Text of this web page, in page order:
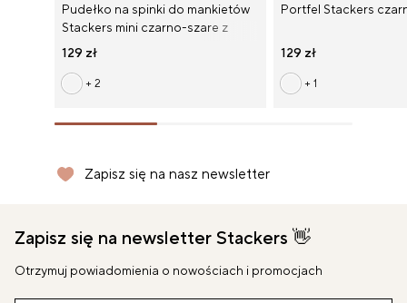
Pudełko na spinki do mankietów
Stackers mini czarno-szare z
pokrywką
129 zł
+ 2
Portfel Stackers
129 zł
+ 1
Bezpieczna płatność
Darmowa dostawa od 300 zł
Zapisz się na nasz newsletter
Bezpieczna płatność
Darmowa dostawa od 300 zł
Zapisz się na newsletter Stackers 👋
Otrzymuj powiadomienia o nowościach i promocjach
BEL (€)
DEU (€)
HUN (Ft)
IRL